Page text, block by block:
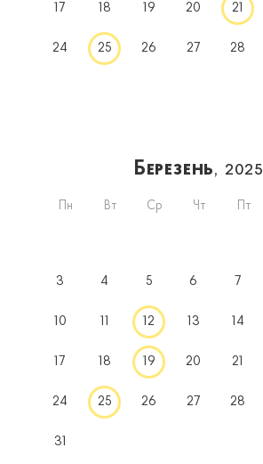
17 18 19 20 21
24 25 26 27 28
Березень, 2025
Пн Вт Ср Чт Пт
3 4 5 6 7
10 11 12 13 14
17 18 19 20 21
24 25 26 27 28
31